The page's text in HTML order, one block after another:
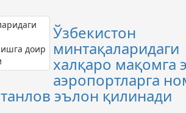
Ўзбекистон
минтақаларидаги
халқаро мақомга
аэропортларга
эълон қилинади